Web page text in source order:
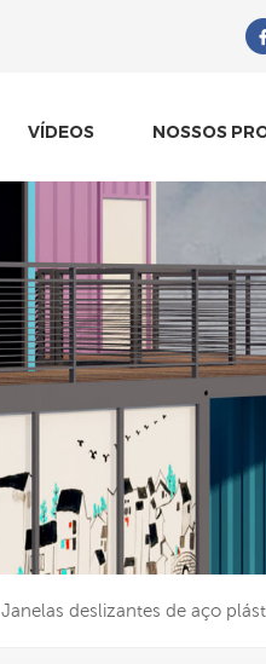
VÍDEOS NOSSOS
Janelas deslizantes de aço